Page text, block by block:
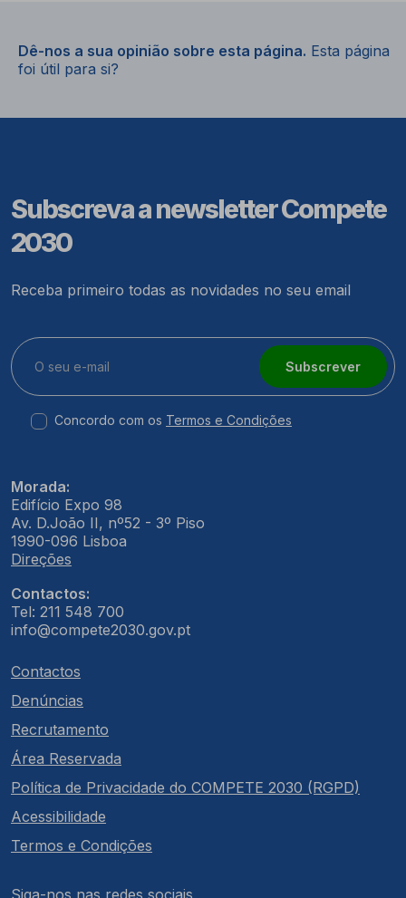
Dê-nos a sua opinião sobre esta página. Esta página
foi útil para si?
Subscreva a newsletter Compete
2030
Receba primeiro todas as novidades no seu email
Subscrever
Concordo com os Termos e Condições
Morada:
Edifício Expo 98
Av. D.João II, nº52 - 3º Piso
1990-096 Lisboa
Direções
Contactos:
Tel: 211 548 700
info@compete2030.gov.pt
Contactos
Denúncias
Recrutamento
Área Reservada
Política de Privacidade do COMPETE 2030 (RGPD)
Acessibilidade
Termos e Condições